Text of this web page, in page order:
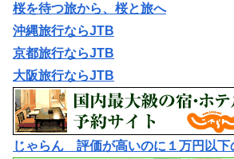
桜を待つ旅から、桜と旅へ
沖縄旅行ならJTB
京都旅行ならJTB
大阪旅行ならJTB
じゃらん 評価が高いのに１万円以下